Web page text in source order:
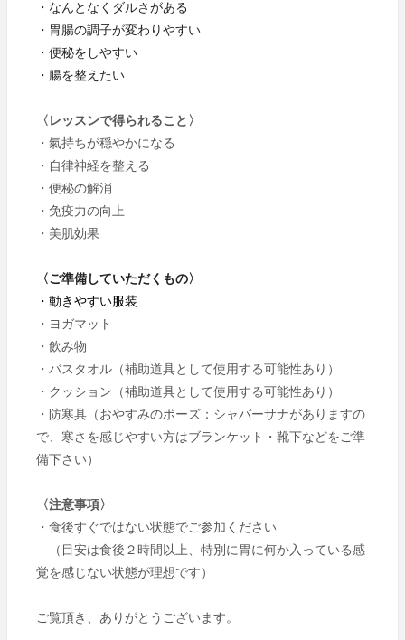
・なんとなくダルさがある
・胃腸の調子が変わりやすい
・便秘をしやすい
・腸を整えたい
〈レッスンで得られること〉
・氣持ちが穏やかになる
・自律神経を整える
・便秘の解消
・免疫力の向上
・美肌効果
〈ご準備していただくもの〉
・動きやすい服装
・ ヨガマット
・飲み物
・バスタオル（補助道具として使用する可能性あり）
・クッション（補助道具として使用する可能性あり）
・防寒具（おやすみのポーズ：シャバーサナがありますの
で、寒さを感じやすい方はブランケット・靴下などをご準
備下さい）
〈注意事項〉
・食後すぐではない状態でご参加ください
（目安は食後２時間以上、特別に胃に何か入っている感
覚を感じない状態が理想です）
ご覧頂き、ありがとうございます。